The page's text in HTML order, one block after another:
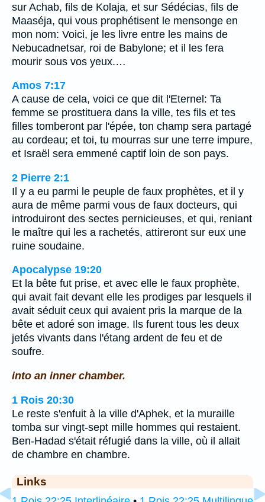
sur Achab, fils de Kolaja, et sur Sédécias, fils de
Maaséja, qui vous prophétisent le mensonge en
mon nom: Voici, je les livre entre les mains de
Nebucadnetsar, roi de Babylone; et il les fera
mourir sous vos yeux.…
Amos 7:17
A cause de cela, voici ce que dit l'Eternel: Ta
femme se prostituera dans la ville, tes fils et tes
filles tomberont par l'épée, ton champ sera partagé
au cordeau; et toi, tu mourras sur une terre impure,
et Israël sera emmené captif loin de son pays.
2 Pierre 2:1
Il y a eu parmi le peuple de faux prophètes, et il y
aura de même parmi vous de faux docteurs, qui
introduiront des sectes pernicieuses, et qui, reniant
le maître qui les a rachetés, attireront sur eux une
ruine soudaine.
Apocalypse 19:20
Et la bête fut prise, et avec elle le faux prophète,
qui avait fait devant elle les prodiges par lesquels il
avait séduit ceux qui avaient pris la marque de la
bête et adoré son image. Ils furent tous les deux
jetés vivants dans l'étang ardent de feu et de
soufre.
into an inner chamber.
1 Rois 20:30
Le reste s'enfuit à la ville d'Aphek, et la muraille
tomba sur vingt-sept mille hommes qui restaient.
Ben-Hadad s'était réfugié dans la ville, où il allait
de chambre en chambre.
Links